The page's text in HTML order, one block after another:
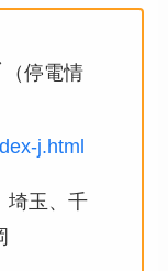
（停電情
j.html
埼玉、千